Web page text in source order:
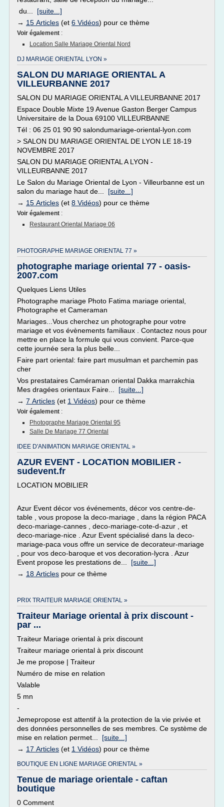
du... [suite...]
→ 15 Articles (et 6 Vidéos) pour ce thème
Voir également :
Location Salle Mariage Oriental Nord
DJ MARIAGE ORIENTAL LYON »
SALON DU MARIAGE ORIENTAL A
VILLEURBANNE 2017
SALON DU MARIAGE ORIENTAL A VILLEURBANNE 2017
Espace Double Mixte 19 Avenue Gaston Berger Campus
Universitaire de la Doua 69100 VILLEURBANNE
Tél : 06 25 01 90 90 salondumariage-oriental-lyon.com
> SALON DU MARIAGE ORIENTAL DE LYON LE 18-19
NOVEMBRE 2017
SALON DU MARIAGE ORIENTAL A LYON -
VILLEURBANNE 2017
Le Salon du Mariage Oriental de Lyon - Villeurbanne est un
salon du mariage haut de... [suite...]
→ 15 Articles (et 8 Vidéos) pour ce thème
Voir également :
Restaurant Oriental Mariage 06
PHOTOGRAPHE MARIAGE ORIENTAL 77 »
photographe mariage oriental 77 - oasis-
2007.com
Quelques Liens Utiles
Photographe mariage Photo Fatima mariage oriental,
Photographe et Cameraman
Mariages...Vous cherchez un photographe pour votre
mariage et vos évènements familiaux . Contactez nous pour
mettre en place la formule qui vous convient. Parce-que
cette journée sera la plus belle...
Faire part oriental: faire part musulman et parchemin pas
cher
Vos prestataires Caméraman oriental Dakka marrakchia
Mes dragées orientaux Faire... [suite...]
→ 7 Articles (et 1 Vidéos) pour ce thème
Voir également :
Photographe Mariage Oriental 95
Salle De Mariage 77 Oriental
IDEE D'ANIMATION MARIAGE ORIENTAL »
AZUR EVENT - LOCATION MOBILIER -
sudevent.fr
LOCATION MOBILIER
Azur Event décor vos événements, décor vos centre-de-
table , vous propose la deco-mariage , dans la région PACA
deco-mariage-cannes , deco-mariage-cote-d-azur , et
deco-mariage-nice . Azur Event spécialisé dans la deco-
mariage-paca vous offre un service de decorateur-mariage
, pour vos deco-baroque et vos decoration-lycra . Azur
Event propose les prestations de... [suite...]
→ 18 Articles pour ce thème
PRIX TRAITEUR MARIAGE ORIENTAL »
Traiteur Mariage oriental à prix discount -
par ...
Traiteur Mariage oriental à prix discount
Traiteur mariage oriental à prix discount
Je me propose | Traiteur
Numéro de mise en relation
Valable
5 mn
-
Jemepropose est attentif à la protection de la vie privée et
des données personnelles de ses membres. Ce système de
mise en relation permet... [suite...]
→ 17 Articles (et 1 Vidéos) pour ce thème
BOUTIQUE EN LIGNE MARIAGE ORIENTAL »
Tenue de mariage orientale - caftan
boutique
0 Comment